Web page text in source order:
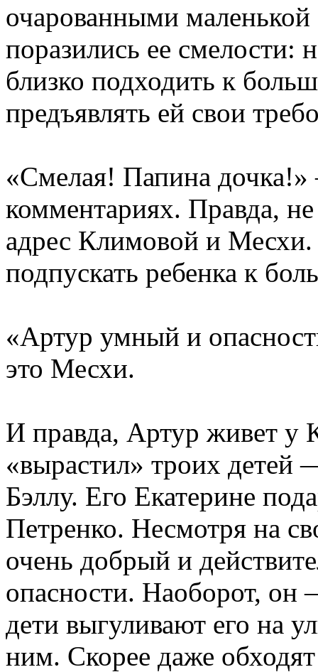
очарованными
поразились ее смелости:
близко подходить к
предъявлять ей свои
«Смелая! Папина
комментариях. Правда,
адрес Климовой и Месхи.
подпускать ребенка к
«Артур умный и
это Месхи.
И правда, Артур живет у
«вырастил» троих детей
Бэллу. Его Екатерине
Петренко. Несмотря на
очень добрый и
опасности. Наоборот,
дети выгуливают его на
ним. Скорее даже